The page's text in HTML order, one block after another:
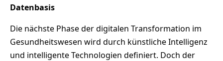
Datenbasis
Die nächste Phase der digitalen Transformation im
Gesundheitswesen wird durch künstliche Intelligenz
und intelligente Technologien definiert. Doch der